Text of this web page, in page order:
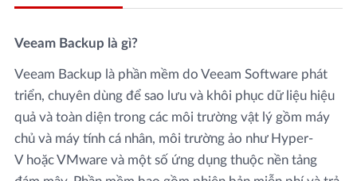
Veeam Backup là gì?
Veeam Backup là phần mềm do Veeam Software phát
triển, chuyên dùng để sao lưu và khôi phục dữ liệu hiệu
quả và toàn diện trong các môi trường vật lý gồm máy
chủ và máy tính cá nhân, môi trường ảo như Hyper-
V hoặc VMware và một số ứng dụng thuộc nền tảng